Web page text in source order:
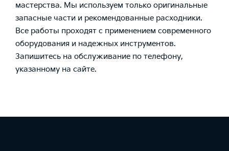
мастерства. Мы используем только оригинальные
запасные части и рекомендованные расходники.
Все работы проходят с применением современного
оборудования и надежных инструментов.
Запишитесь на обслуживание по телефону,
указанному на сайте.